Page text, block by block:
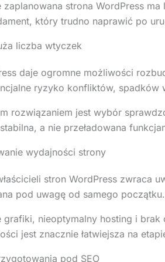
zaplanowana strona WordPress
który trudno naprawić po
liczba wtyczek
daje ogromne możliwości
ryzyko konfliktów, spadków
rozwiązaniem jest wybór
a nie przeładowana
wydajności strony
stron WordPress zwraca
pod uwagę od samego początku.
grafiki, nieoptymalny hosting i brak
jest znacznie łatwiejsza na
pod SEO